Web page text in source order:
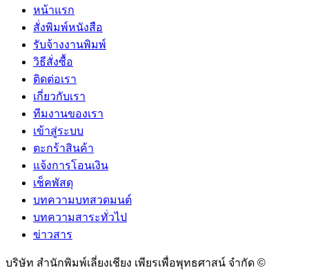
หน้าแรก
สั่งพิมพ์หนังสือ
รับจ้างงานพิมพ์
วิธีสั่งซื้อ
ติดต่อเรา
เกี่ยวกับเรา
ทีมงานของเรา
เข้าสู่ระบบ
ตะกร้าสินค้า
แจ้งการโอนเงิน
เช็คพัสดุ
บทความบทสวดมนต์
บทความสาระทั่วไป
ข่าวสาร
บริษัท สำนักพิมพ์เลี่ยงเชียง เพียรเพื่อพุทธศาสน์ จำกัด ©